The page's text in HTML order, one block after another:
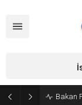
Bakan